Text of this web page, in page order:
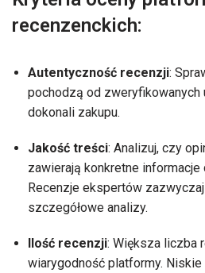
recenzenckich:
Autentyczność recenzji:
pochodzą od zweryfikowanych
dokonali zakupu.
Jakość treści: Analizuj, czy
zawierają konkretne
Recenzje ekspertów
szczegółowe analizy.
Ilość recenzji: Większa liczba
wiarygodność platformy.